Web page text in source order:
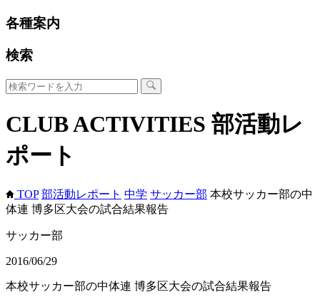
各種案内
検索
CLUB ACTIVITIES 部活動レ
ポート
TOP 部活動レポート 中学 サッカー部 本校サッカー部の中
体連 博多区大会の試合結果報告
サッカー部
2016/06/29
本校サッカー部の中体連 博多区大会の試合結果報告